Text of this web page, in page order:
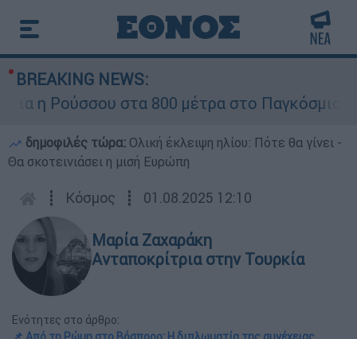
BREAKING NEWS:
η Ρούσσου στα 800 μέτρα στο Παγκόσμιο
δημοφιλές τώρα: Ολική έκλειψη ηλίου: Πότε θα γίνει -
Θα σκοτεινιάσει η μισή Ευρώπη
┋ Κόσμος ┋ 01.08.2025 12:10
Μαρία Ζαχαράκη
Ανταποκρίτρια στην Τουρκία
Ενότητες στο άρθρο: